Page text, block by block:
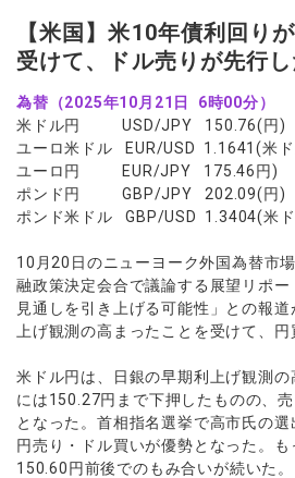
安全性
取引商品
FX（通貨ペア）
現物株式
ETF
株式CFD
株価指数CFD
エネルギーCFD
貴金属CFD
ソフトコモディティCFD
NEW
バトルCFD
取引条件
スプレッド・手数料
ゼロカットとロスカット
スワップとロールオーバー
入出金方法
レバレッジ
NEW
約定率
取引時間
取引計算シミュレーター
注文執行ポリシー
休眠口座と凍結口座
口座
口座の種類
口座タイプ
法人のお客様
ゼロ口座
NEW
デモ口座
口座開設
口座開設フォーム
必要書類
開設方法
プラットフォーム
プラットフォーム
MT5
MT4
cTrader
AXIORYポータル
ツール
MT4/MT5 ヒストリカルデータ
EA(エキスパートアドバイザー)
カスタムインジケーター
ストライク インジケータ
MQLシグナル
NEW
パートナー
パートナーシップ・プログラム
イントロデュース・パートナープログラム（
ニュース
ニュースリリース
マーケットニュース
コーポレートニュース
キャンペーン
トレードガイド
NEW
会社概要
会社概要
役員紹介
よくあるご質問
日本語
English
Русский
Español
ไทย
口座開設する
デモ口座を開設す
法人のお客様はこ
【米国】米10年債利回り
受けて、ドル売りが先行し
為替（2025年10月21日 6時00分）
米ドル円 USD/JPY 150.76(円)
ユーロ米ドル EUR/USD 1.1641(米
ユーロ円 EUR/JPY 175.46円)
ポンド円 GBP/JPY 202.09(円)
ポンド米ドル GBP/USD 1.3404(米
10月20日のニューヨーク外国為替市
融政策決定会合で議論する展望リポー
見通しを引き上げる可能性」との報
上げ観測の高まったことを受けて、円
米ドル円は、日銀の早期利上げ観測
には150.27円まで下押したものの、
となった。首相指名選挙で高市氏の
円売り・ドル買いが優勢となった。も
150.60円前後でのもみ合いが続いた。